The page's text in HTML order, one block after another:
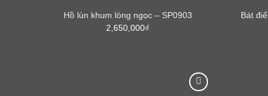
Hồ lùn khum lòng ngọc – SP0903
2,650,000₫
Bát